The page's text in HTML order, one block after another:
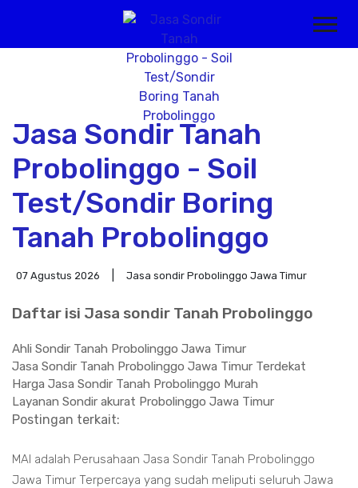
Jasa Sondir Tanah
Probolinggo - Soil
Test/Sondir Boring
Tanah Probolinggo
07 Agustus 2026 Jasa sondir Probolinggo Jawa Timur
Daftar isi Jasa sondir Tanah Probolinggo
Ahli Sondir Tanah Probolinggo Jawa Timur
Jasa Sondir Tanah Probolinggo Jawa Timur Terdekat
Harga Jasa Sondir Tanah Probolinggo Murah
Layanan Sondir akurat Probolinggo Jawa Timur
Postingan terkait:
MAI adalah Perusahaan Jasa Sondir Tanah Probolinggo
Jawa Timur Terpercaya yang sudah meliputi seluruh Jawa